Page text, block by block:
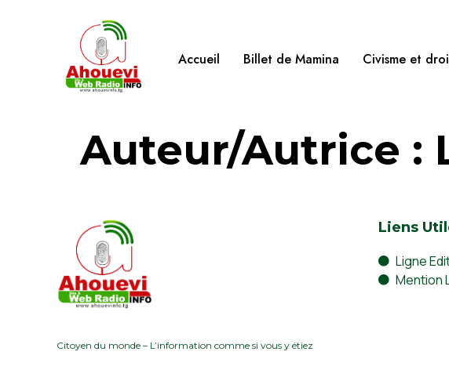
Accueil Billet de Mamina Civisme et
Auteur/autrice :
Citoyen du monde – L’information comme si vous y étiez
Liens
Ligne
Mention